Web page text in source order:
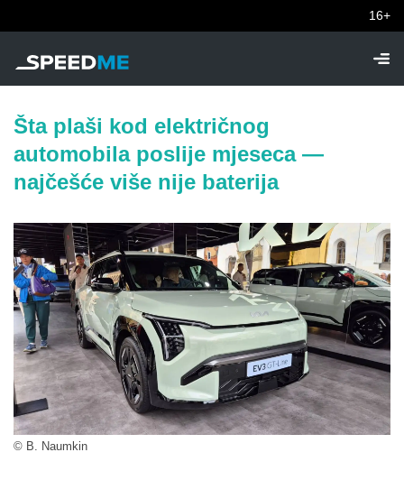
16+
Šta plaši kod električnog
automobila poslije mjeseca —
najčešće više nije baterija
© B. Naumkin